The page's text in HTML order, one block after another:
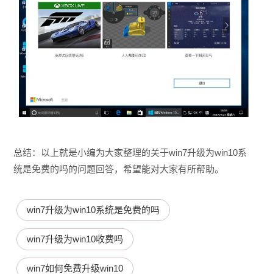
总结：以上就是小编为大家整理的关于win7升级为win10系
统是免费的吗的问题回答，希望能对大家有所帮助。
win7升级为win10系统是免费的吗
win7升级为win10收费吗
win7如何免费升级win10